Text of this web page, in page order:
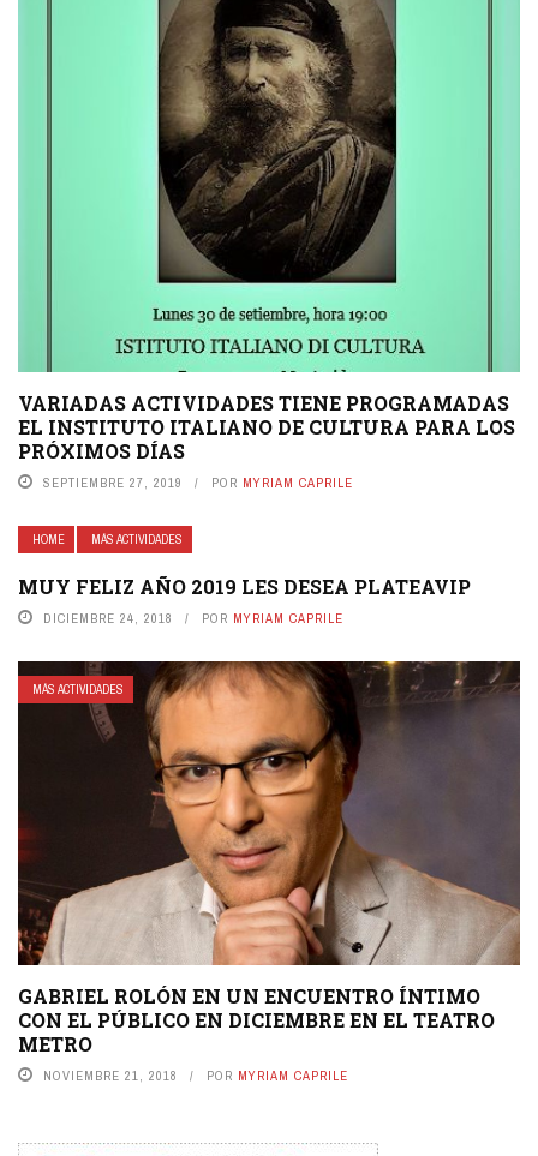
VARIADAS ACTIVIDADES TIENE PROGRAMADAS
EL INSTITUTO ITALIANO DE CULTURA PARA LOS
PRÓXIMOS DÍAS
SEPTIEMBRE 27, 2019 POR MYRIAM CAPRILE
HOME MÁS ACTIVIDADES
MUY FELIZ AÑO 2019 LES DESEA PLATEAVIP
DICIEMBRE 24, 2018 POR MYRIAM CAPRILE
MÁS ACTIVIDADES
GABRIEL ROLÓN EN UN ENCUENTRO ÍNTIMO
CON EL PÚBLICO EN DICIEMBRE EN EL TEATRO
METRO
NOVIEMBRE 21, 2018 POR MYRIAM CAPRILE